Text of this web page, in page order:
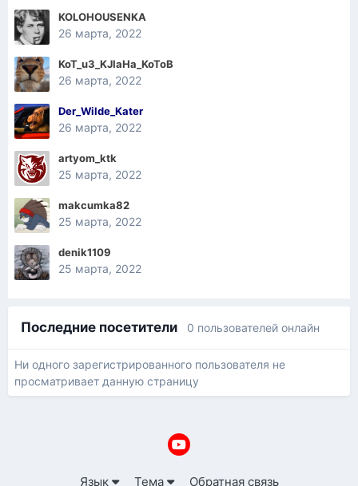
KOLOHOUSENKA
26 марта, 2022
KoT_u3_KJIaHa_KoToB
26 марта, 2022
Der_Wilde_Kater
26 марта, 2022
artyom_ktk
25 марта, 2022
makcumka82
25 марта, 2022
denik1109
25 марта, 2022
Последние посетители 0 пользователей онлайн
Ни одного зарегистрированного пользователя не
просматривает данную страницу
Язык Тема Обратная связь